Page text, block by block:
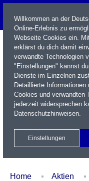
Name / WKN / ISIN / Kürzel
Xetra Realtime
Home Aktien
Willkommen an der
Online-Erlebnis zu
Webseite Cookies ein.
erklärst du dich damit
verwandte Technologien
"Einstellungen" kannst
Dienste im Einzelnen
Detaillierte Informationen
Cookies und verwandten
jederzeit widersprechen
Datenschutzhinweisen.
Einstellungen